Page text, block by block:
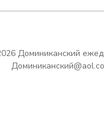
Доминиканский